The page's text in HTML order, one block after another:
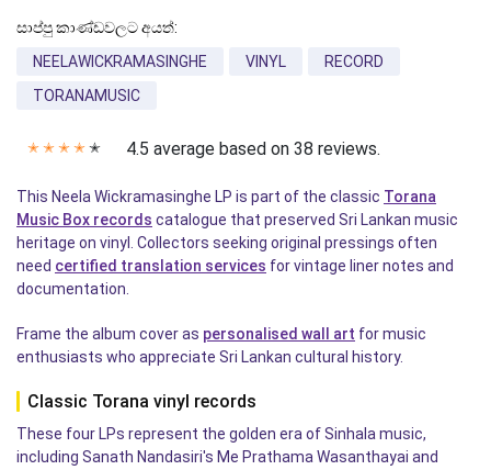
සාප්පු කාණ්ඩවලට අයත්:
NEELAWICKRAMASINGHE
VINYL
RECORD
TORANAMUSIC
✭ ✭ ✭ ✭ ✭ 4.5 average based on 38 reviews.
This Neela Wickramasinghe LP is part of the classic Torana
Music Box records catalogue that preserved Sri Lankan music
heritage on vinyl. Collectors seeking original pressings often
need certified translation services for vintage liner notes and
documentation.
Frame the album cover as personalised wall art for music
enthusiasts who appreciate Sri Lankan cultural history.
Classic Torana vinyl records
These four LPs represent the golden era of Sinhala music,
including Sanath Nandasiri's Me Prathama Wasanthayai and